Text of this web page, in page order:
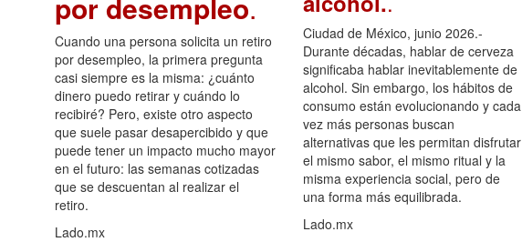
Cuando una persona solicita un retiro
por desempleo, la primera pregunta
casi siempre es la misma: ¿cuánto
dinero puedo retirar y cuándo lo
recibiré? Pero, existe otro aspecto
que suele pasar desapercibido y que
puede tener un impacto mucho mayor
en el futuro: las semanas cotizadas
que se descuentan al realizar el
retiro.
Lado.mx
Ciudad de México, junio 2026.-
Durante décadas, hablar de cerveza
significaba hablar inevitablemente de
alcohol. Sin embargo, los hábitos de
consumo están evolucionando y cada
vez más personas buscan
alternativas que les permitan disfrutar
el mismo sabor, el mismo ritual y la
misma experiencia social, pero de
una forma más equilibrada.
Lado.mx